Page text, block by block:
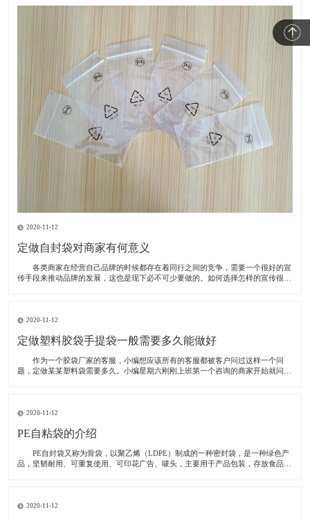
2020-11-12
定做自封袋对商家有何意义
各类商家在经营自己品牌的时候都存在着同行之间的竞争，需要一个很好的宣
传手段来推动品牌的发展，这也是现下必不可少要做的。如何选择怎样的宣传很重
2020-11-12
定做塑料胶袋手提袋一般需要多久能做好
作为一个胶袋厂家的客服，小编想应该所有的客服都被客户问过这样一个问
题，定做某某塑料袋需要多久。小编星期六刚刚上班第一个咨询的商家开始就问，
2020-11-12
PE自粘袋的介绍
PE自封袋又称为骨袋，以聚乙烯（LDPE）制成的一种密封袋，是一种绿色产
品，坚韧耐用、可重复使用、可印花广告、唛头，主要用于产品包装，存放食品、
2020-11-12